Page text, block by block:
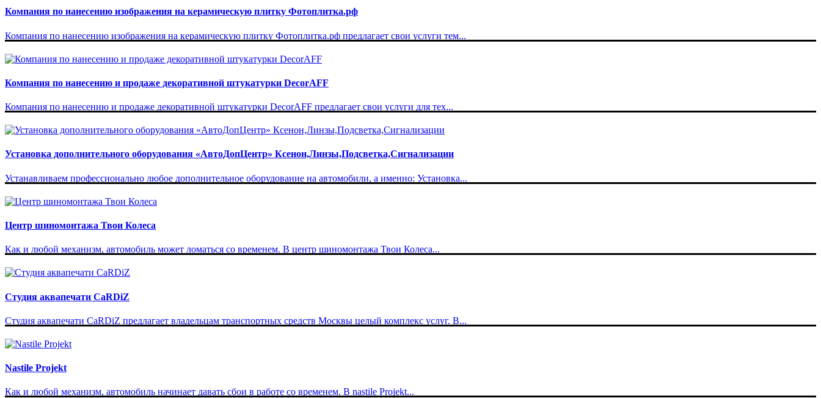
Компания по нанесению изображения на керамическую плитку Фотоплитка.рф
Компания по нанесению изображения на керамическую плитку Фотоплитка.рф предлагает свои услуги тем...
Компания по нанесению и продаже декоративной штукатурки DecorAFF
Компания по нанесению и продаже декоративной штукатурки DecorAFF предлагает свои услуги для тех...
Установка дополнительного оборудования «АвтоДопЦентр» Ксенон,Линзы,Подсветка,Сигнализации
Устанавливаем профессионально любое дополнительное оборудование на автомобили, а именно: Установка...
Центр шиномонтажа Твои Колеса
Как и любой механизм, автомобиль может ломаться со временем. В центр шиномонтажа Твои Колеса...
Студия аквапечати CaRDiZ
Студия аквапечати CaRDiZ предлагает владельцам транспортных средств Москвы целый комплекс услуг. В...
Nastile Projekt
Как и любой механизм, автомобиль начинает давать сбои в работе со временем. В nastile Projekt...